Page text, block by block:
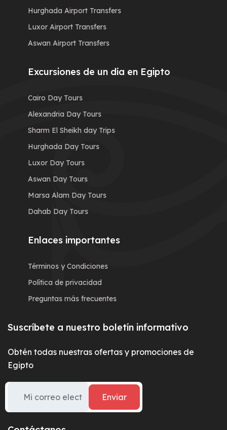
Hurghada Airport Transfers
Luxor Airport Transfers
Aswan Airport Transfers
Excursiones de un día en Egipto
Cairo Day Tours
Alexandria Day Tours
Sharm El Sheikh day Trips
Hurghada Day Tours
Luxor Day Tours
Aswan Day Tours
Marsa Alam Day Tours
Dahab Day Tours
Enlaces importantes
Términos y Condiciones
Política de privacidad
Preguntas más frecuentes
Suscríbete a nuestro boletín informativo
Obtén todas nuestras ofertas y promociones de
Egipto
Enviar